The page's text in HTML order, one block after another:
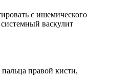
с ишемического
васкулит
правой кисти,